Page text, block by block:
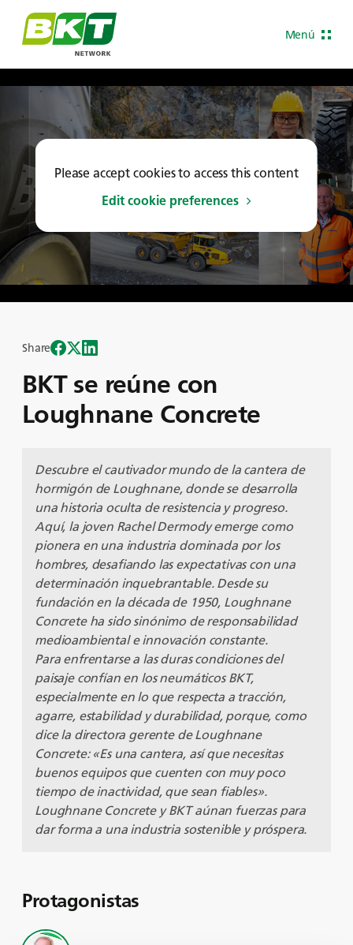
Menú
Please accept cookies to access this content
Edit cookie preferences
BKT se reúne con
Loughnane Concrete
Share
Descubre el cautivador mundo de la cantera de
hormigón de Loughnane, donde se desarrolla
una historia oculta de resistencia y progreso.
Aquí, la joven Rachel Dermody emerge como
pionera en una industria dominada por los
hombres, desafiando las expectativas con una
determinación inquebrantable. Desde su
fundación en la década de 1950, Loughnane
Concrete ha sido sinónimo de responsabilidad
medioambiental e innovación constante.
Para enfrentarse a las duras condiciones del
paisaje confían en los neumáticos BKT,
especialmente en lo que respecta a tracción,
agarre, estabilidad y durabilidad, porque, como
dice la directora gerente de Loughnane
Concrete: «Es una cantera, así que necesitas
buenos equipos que cuenten con muy poco
tiempo de inactividad, que sean fiables».
Loughnane Concrete y BKT aúnan fuerzas para
dar forma a una industria sostenible y próspera.
Protagonistas